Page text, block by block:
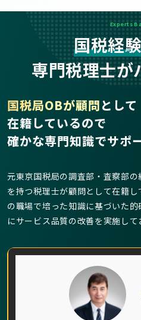
Experts
国税経
専門税理士が
国税局OBが顧問として
在籍しているので
確かな専門知識でサポ
元東京国税局の調査部・査察部
を持つ税理士が顧問として在籍
の職場で培った知識に基づいた
にサービス品質の改善を実施して